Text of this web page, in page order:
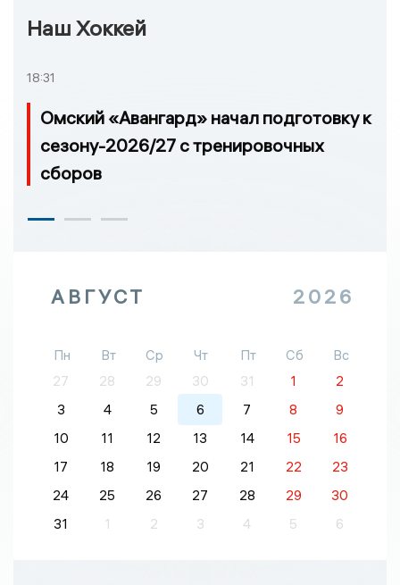
Наш Хоккей
18:31
Омский «Авангард» начал подготовку к
сезону-2026/27 с тренировочных
сборов
АВГУСТ 2026
Пн Вт Ср Чт Пт Сб
Вс
27
28 29 30 31 1
2
3
4 5 6 7 8
9
10
11 12 13 14 15
16
17
18 19 20 21 22
23
24
25 26 27 28 29
30
31
1 2 3 4 5 6